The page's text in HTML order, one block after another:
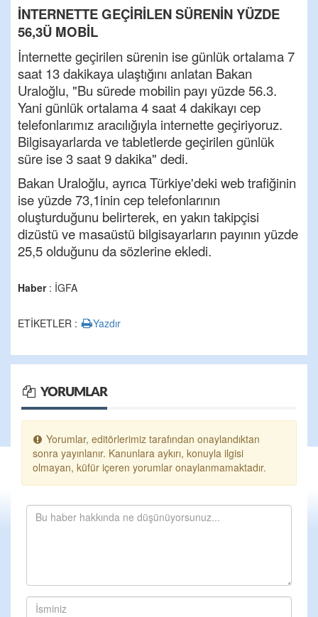
İNTERNETTE GEÇİRİLEN SÜRENİN YÜZDE
56,3Ü MOBİL
İnternette geçirilen sürenin ise günlük ortalama 7
saat 13 dakikaya ulaştığını anlatan Bakan
Uraloğlu, "Bu sürede mobilin payı yüzde 56.3.
Yani günlük ortalama 4 saat 4 dakikayı cep
telefonlarımız aracılığıyla internette geçiriyoruz.
Bilgisayarlarda ve tabletlerde geçirilen günlük
süre ise 3 saat 9 dakika" dedi.
Bakan Uraloğlu, ayrıca Türkiye'deki web trafiğinin
ise yüzde 73,1inin cep telefonlarının
oluşturduğunu belirterek, en yakın takipçisi
dizüstü ve masaüstü bilgisayarların payının yüzde
25,5 olduğunu da sözlerine ekledi.
Haber: İGFA
ETİKETLER : Yazdır
YORUMLAR
Yorumlar, editörlerimiz tarafından onaylandıktan
sonra yayınlanır. Kanunlara aykırı, konuyla ilgisi
olmayan, küfür içeren yorumlar onaylanmamaktadır.